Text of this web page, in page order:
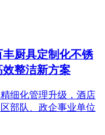
厨具定制化不锈
整洁新方案
细化管理升级，酒店
部队、政企事业单位